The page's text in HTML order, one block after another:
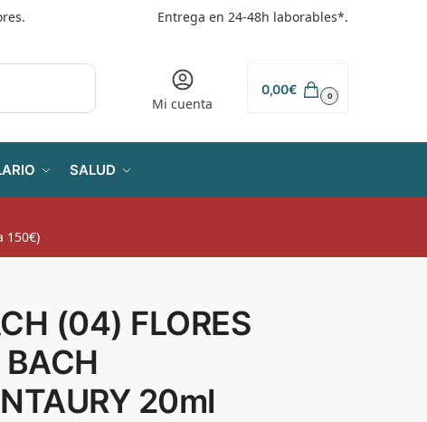
Entrega en 24-48h laborables*.
Mi cuenta
0,00€ 0
SALUD
150€)
(04) FLORES
BACH
20ml